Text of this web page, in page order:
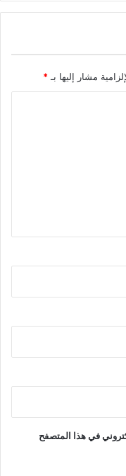
مشار إليها بـ*
في هذا المتصفح